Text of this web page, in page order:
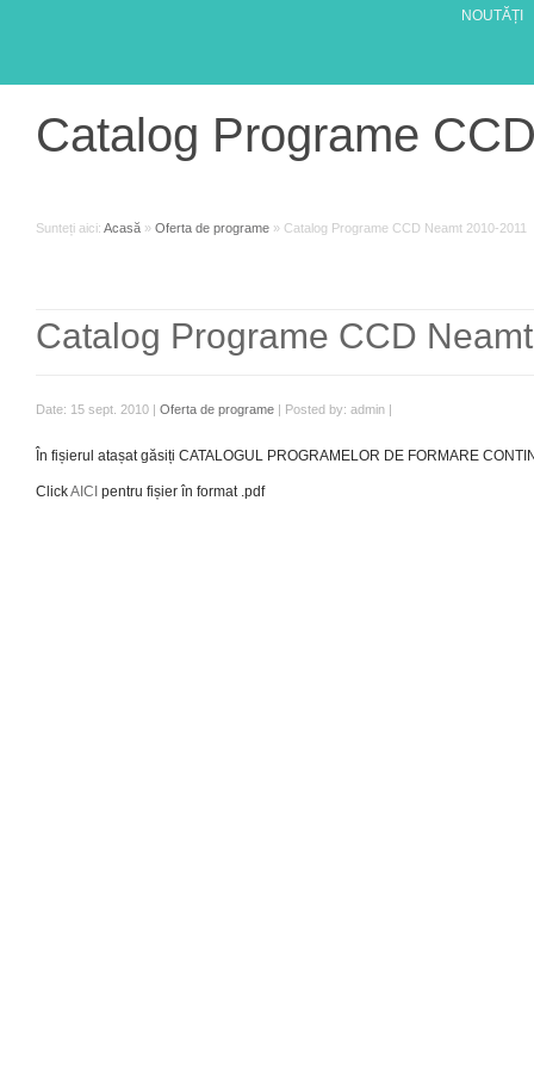
NOUTĂȚI
Catalog Programe
Sunteți aici: Acasă » Oferta de programe » Catalog Programe CCD Neamt 2010-2011
Catalog Programe CCD
Date: 15 sept. 2010 | Oferta de programe | Posted by: admin |
În fișierul atașat găsiți CATALOGUL PROGRAMELOR DE FORMARE
ClickAICI pentru fișier în format .pdf